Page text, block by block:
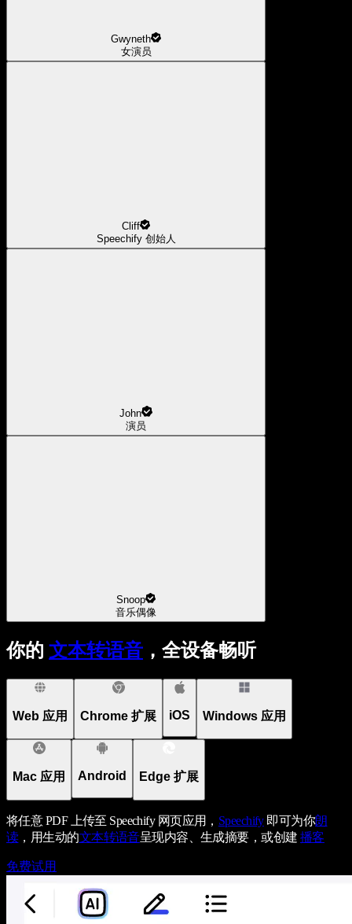
Gwyneth
女演员
Cliff
Speechify 创始人
John
演员
Snoop
音乐偶像
你的 文本转语音 ，全设备畅听
Web 应用 Chrome 扩展 iOS Windows 应用
Mac 应用 Android Edge 扩展
将任意 PDF 上传至 Speechify 网页应用， Speechify即可为你朗
读，用生动的文本转语音呈现内容、生成摘要，或创建播客
免费试用